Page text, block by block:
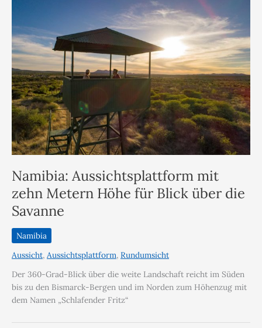
Namibia: Aussichtsplattform mit
zehn Metern Höhe für Blick über die
Savanne
Namibia
Aussicht, Aussichtsplattform, Rundumsicht
Der 360-Grad-Blick über die weite Landschaft reicht im Süden
bis zu den Bismarck-Bergen und im Norden zum Höhenzug mit
dem Namen „Schlafender Fritz“